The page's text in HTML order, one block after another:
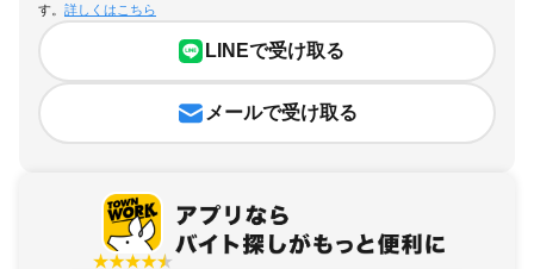
す。 詳しくはこちら
LINEで受け取る
メールで受け取る